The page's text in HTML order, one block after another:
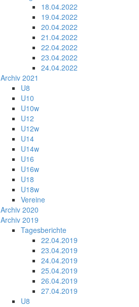
18.04.2022
19.04.2022
20.04.2022
21.04.2022
22.04.2022
23.04.2022
24.04.2022
Archiv 2021
U8
U10
U10w
U12
U12w
U14
U14w
U16
U16w
U18
U18w
Vereine
Archiv 2020
Archiv 2019
Tagesberichte
22.04.2019
23.04.2019
24.04.2019
25.04.2019
26.04.2019
27.04.2019
U8